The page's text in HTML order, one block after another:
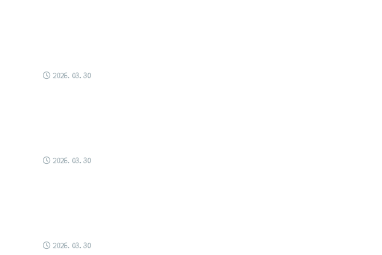
2026.03.30
2026.03.30
2026.03.30